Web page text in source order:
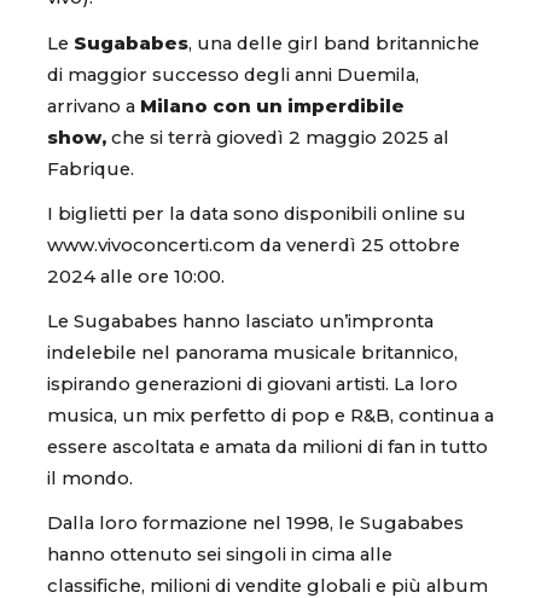
Le Sugababes, una delle girl band britanniche
di maggior successo degli anni Duemila,
arrivano a Milano con un imperdibile
show, che si terrà giovedì 2 maggio 2025 al
Fabrique.
I biglietti per la data sono disponibili online su
www.vivoconcerti.com da venerdì 25 ottobre
2024 alle ore 10:00.
Le Sugababes hanno lasciato un’impronta
indelebile nel panorama musicale britannico,
ispirando generazioni di giovani artisti. La loro
musica, un mix perfetto di pop e R&B, continua a
essere ascoltata e amata da milioni di fan in tutto
il mondo.
Dalla loro formazione nel 1998, le Sugababes
hanno ottenuto sei singoli in cima alle
classifiche, milioni di vendite globali e più album